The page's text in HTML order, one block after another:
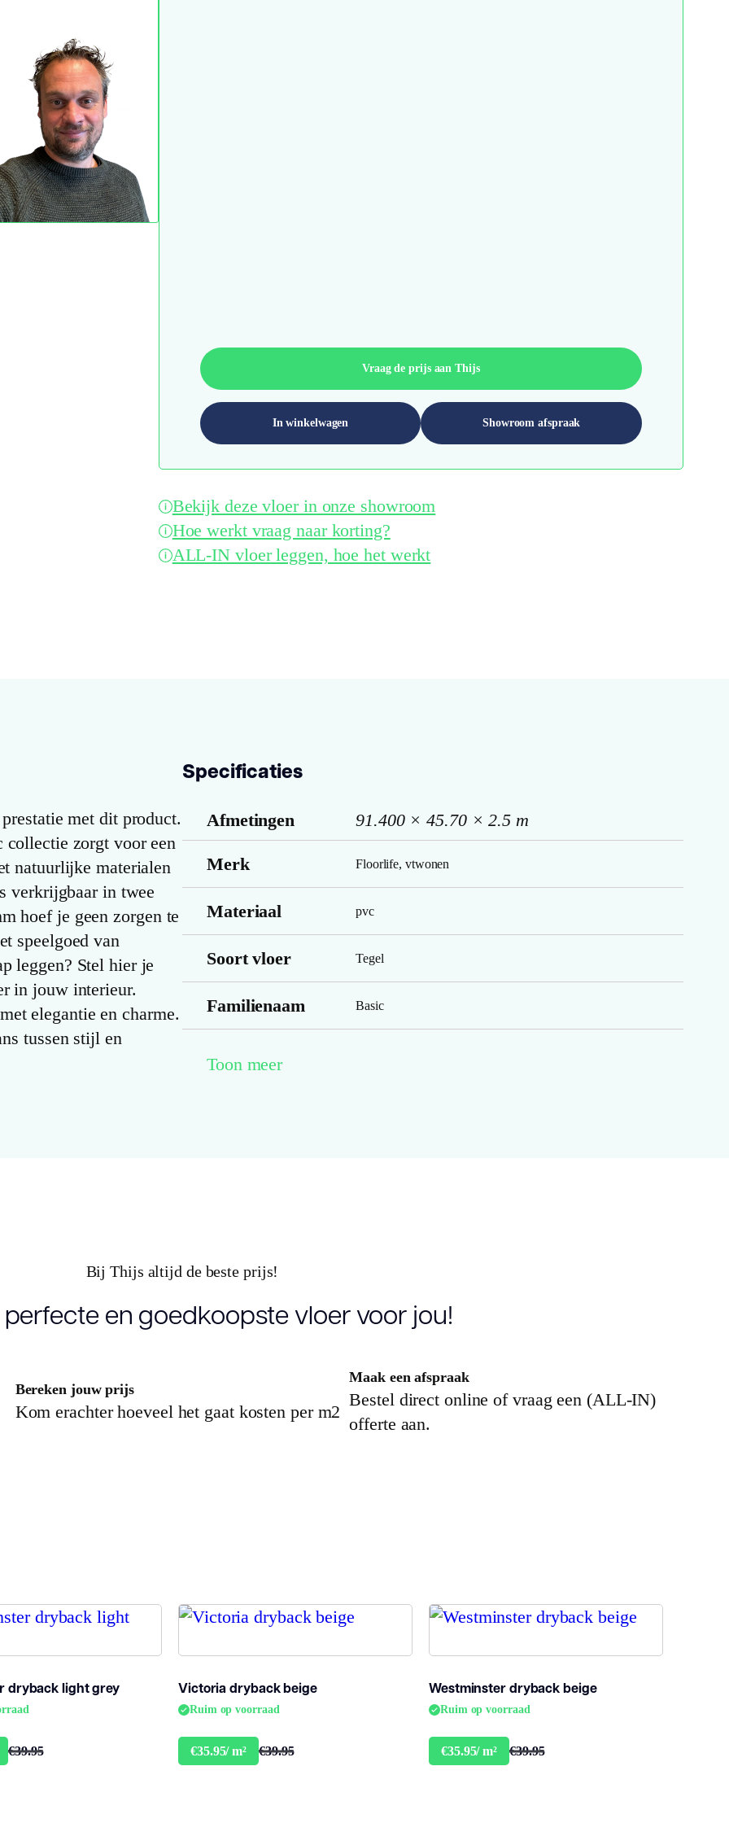
Vraag de prijs aan Thijs
In winkelwagen Showroom afspraak
Bekijk deze vloer in onze showroom
Hoe werkt vraag naar korting?
ALL-IN vloer leggen, hoe het werkt
met dit product.
zorgt voor een
natuurlijke materialen
verkrijgbaar in twee
hoef je geen zorgen te
speelgoed van
leggen? Stel hier je
in jouw interieur.
elegantie en charme.
tussen stijl en
Specificaties
Afmetingen 91.400 × 45.70 × 2.5 m
Merk Floorlife, vtwonen
Materiaal pvc
Soort vloer Tegel
Familienaam Basic
Aantal per pak
Dikte toplaag
2.5
Vloerverwarming
geschikt
Montage
Garantie
Woongebruik
Toon meer
Bij Thijs altijd de beste prijs!
en goedkoopste vloer voor jou!
Bereken jouw prijs
Kom erachter hoeveel het gaat kosten per m2
Maak een afspraak
Bestel direct online of vraag een (ALL-IN)
offerte aan.
dryback light grey
€39.95
Victoria dryback beige
Ruim op voorraad
€35.95/ m² €39.95
Westminster dryback beige
Ruim op voorraad
€35.95/ m² €39.95